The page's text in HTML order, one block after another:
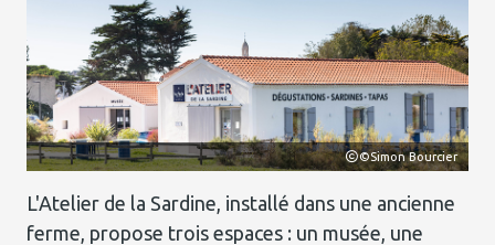
©Simon Bourcier
L'Atelier de la Sardine, installé dans une ancienne
ferme, propose trois espaces : un musée, une